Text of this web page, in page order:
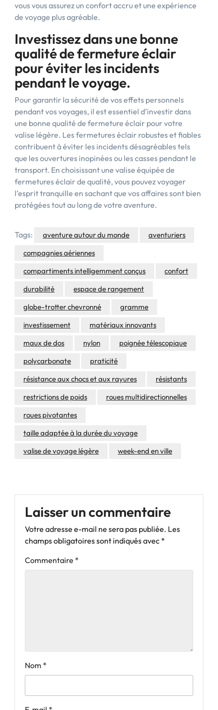
vous vous assurez un confort accru et une expérience
de voyage plus agréable.
Investissez dans une bonne
qualité de fermeture éclair
pour éviter les incidents
pendant le voyage.
Pour garantir la sécurité de vos effets personnels
pendant vos voyages, il est essentiel d’investir dans
une bonne qualité de fermeture éclair pour votre
valise légère. Les fermetures éclair robustes et fiables
contribuent à éviter les incidents désagréables tels
que les ouvertures inopinées ou les casses pendant le
transport. En choisissant une valise équipée de
fermetures éclair de qualité, vous pouvez voyager
l’esprit tranquille en sachant que vos affaires sont bien
protégées tout au long de votre aventure.
Tags: aventure autour du monde
aventuriers
compagnies aériennes
compartiments intelligemment conçus
confort
durabilité
espace de rangement
globe-trotter chevronné
gramme
investissement
matériaux innovants
maux de dos
nylon
poignée télescopique
polycarbonate
praticité
résistance aux chocs et aux rayures
résistants
restrictions de poids
roues multidirectionnelles
roues pivotantes
taille adaptée à la durée du voyage
valise de voyage légère
week-end en ville
Laisser un commentaire
Votre adresse e-mail ne sera pas publiée. Les
champs obligatoires sont indiqués avec *
Commentaire *
Nom *